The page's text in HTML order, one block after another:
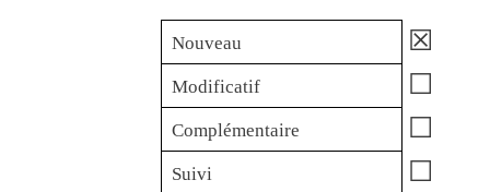
Nouveau ☒
Modificatif ☐
Complémentaire ☐
Suivi ☐